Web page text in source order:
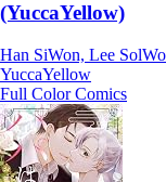
(YuccaYellow)
Han SiWon, Lee
YuccaYellow
Full Color Comics